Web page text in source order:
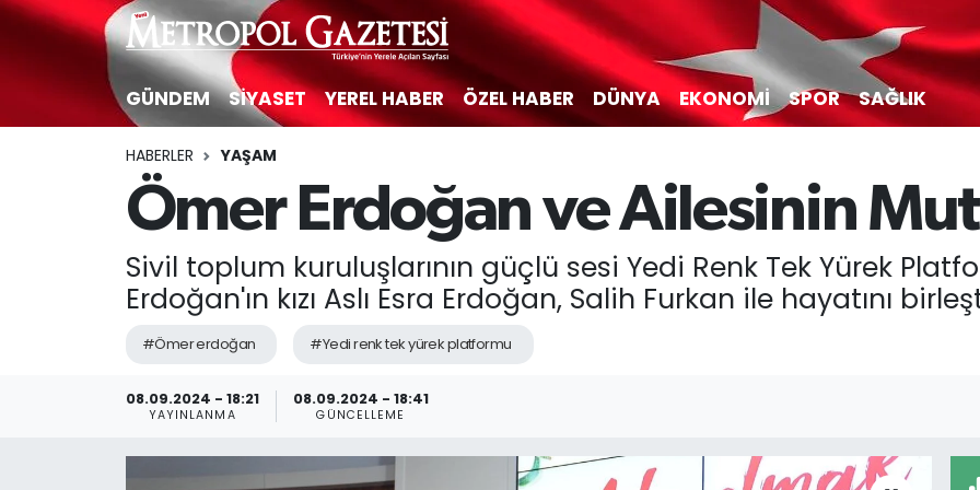
GÜNDEM SİYASET YEREL HABER ÖZEL HABER DÜNYA EKONOMİ SPOR SAĞLIK
HABERLER YAŞAM
Ömer Erdoğan ve Ailesinin
Sivil toplum kuruluşlarının güçlü sesi Yedi Renk Tek Yürek
Erdoğan'ın kızı Aslı Esra Erdoğan, Salih Furkan ile hayatını
#Ömer erdoğan #Yedi renk tek yürek platformu
08.09.2024 - 18:21
YAYINLANMA
08.09.2024 - 18:41
GÜNCELLEME
Hava Durumu
Süper Lig Puan Durumu ve Fikstür
Tüm Manşetler
Son Dakika Haberleri